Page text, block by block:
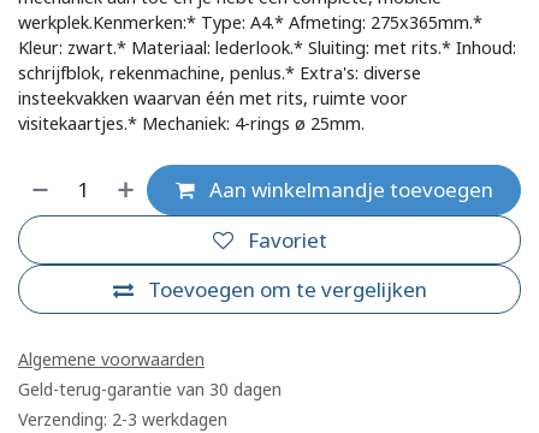
werkplek.Kenmerken:* Type: A4.* Afmeting: 275x365mm.*
Kleur: zwart.* Materiaal: lederlook.* Sluiting: met rits.* Inhoud:
schrijfblok, rekenmachine, penlus.* Extra's: diverse
insteekvakken waarvan één met rits, ruimte voor
visitekaartjes.* Mechaniek: 4-rings ø 25mm.
Aan winkelmandje toevoegen
Toevoegen om te vergelijken
Favoriet
Algemene voorwaarden
Geld-terug-garantie van 30 dagen
Verzending: 2-3 werkdagen